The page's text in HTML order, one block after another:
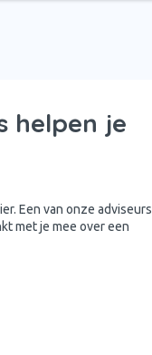
helpen je
Een van onze adviseurs
met je mee over een